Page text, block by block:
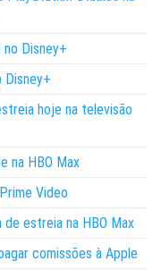
Disney+
Disney+
hoje na televisão
na HBO Max
Video
de estreia na HBO Max
comissões à Apple